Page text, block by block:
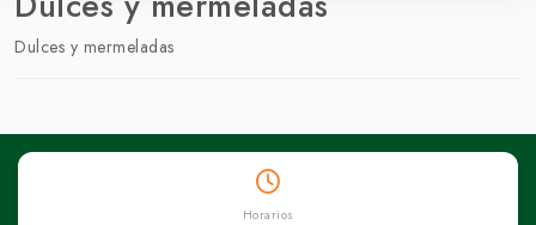
Dulces y mermeladas
Horarios